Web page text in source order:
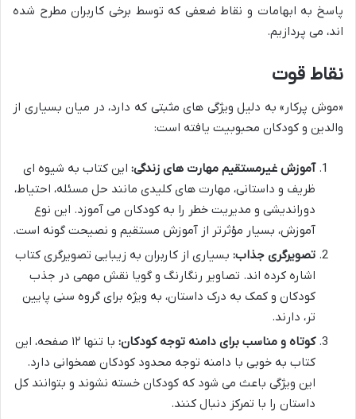
پاسخ به ابهامات و نقاط ضعفی که توسط برخی کاربران مطرح شده
اند، می پردازیم.
نقاط قوت
«موش پرکار» به دلیل ویژگی های مثبتی که دارد، در میان بسیاری از
والدین و کودکان محبوبیت یافته است:
آموزش غیرمستقیم مهارت های زندگی: این کتاب به شیوه ای
ظریف و داستانی، مهارت های کلیدی مانند حل مسئله، احتیاط،
دوراندیشی و مدیریت خطر را به کودکان می آموزد. این نوع
آموزش، بسیار مؤثرتر از آموزش مستقیم و نصیحت گونه است.
تصویرگری جذاب: بسیاری از کاربران به زیبایی تصویرگری کتاب
اشاره کرده اند. تصاویر رنگارنگ و گویا نقش مهمی در جذب
کودکان و کمک به درک داستان، به ویژه برای گروه سنی پایین
تر، دارند.
کوتاه و مناسب برای دامنه توجه کودکان:
با تنها ۱۲ صفحه، این
کتاب به خوبی با دامنه توجه محدود کودکان همخوانی دارد.
این ویژگی باعث می شود که کودکان خسته نشوند و بتوانند کل
داستان را با تمرکز دنبال کنند.